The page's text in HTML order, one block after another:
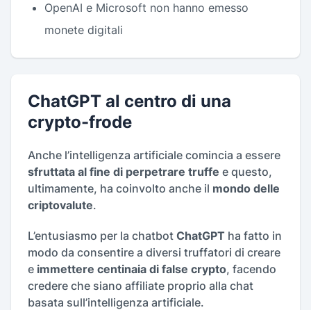
OpenAI e Microsoft non hanno emesso
monete digitali
ChatGPT al centro di una
crypto-frode
Anche l’intelligenza artificiale comincia a essere
sfruttata al fine di perpetrare truffe e questo,
ultimamente, ha coinvolto anche il mondo delle
criptovalute.
L’entusiasmo per la chatbot ChatGPT ha fatto in
modo da consentire a diversi truffatori di creare
e immettere centinaia di false crypto, facendo
credere che siano affiliate proprio alla chat
basata sull’intelligenza artificiale.